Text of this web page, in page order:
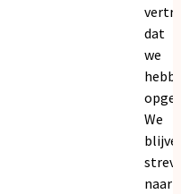
dat
we
We
naar